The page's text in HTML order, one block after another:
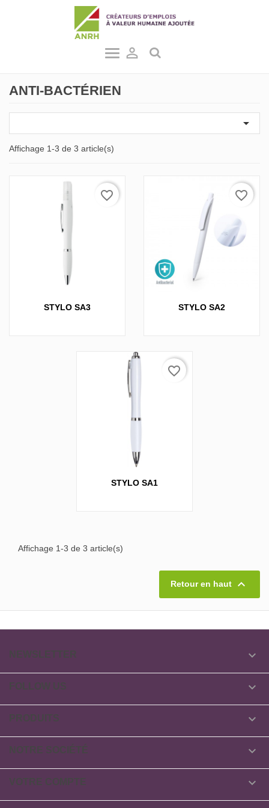

ANTI-BACTÉRIEN

Affichage 1-3 de 3 article(s)
STYLO SA3
favorite_border
STYLO SA2
favorite_border
STYLO SA1
favorite_border
Affichage 1-3 de 3 article(s)
Retour en haut 




